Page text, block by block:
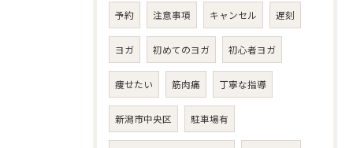
予約 注意事項 キャンセル 遅刻
ヨガ 初めてのヨガ 初心者ヨガ
痩せたい 筋肉痛 丁寧な指導
新潟市中央区 駐車場有